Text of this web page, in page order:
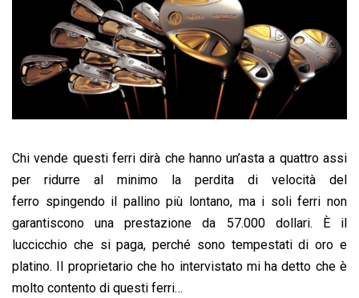
Chi vende questi ferri dirà che hanno un’asta a quattro assi
per ridurre al minimo la perdita di velocità del
ferro spingendo il pallino più lontano, ma i soli ferri non
garantiscono una prestazione da 57.000 dollari. È il
luccicchio che si paga, perché sono tempestati di oro e
platino. Il proprietario che ho intervistato mi ha detto che è
molto contento di questi ferri…